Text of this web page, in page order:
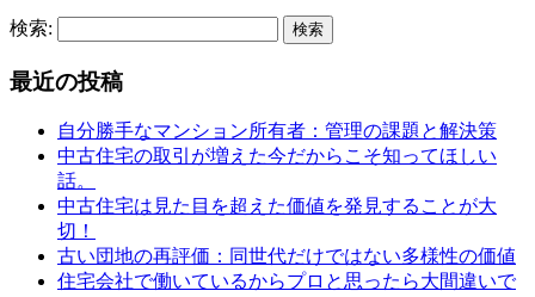
検索:
最近の投稿
自分勝手なマンション所有者：管理の課題と解決策
中古住宅の取引が増えた今だからこそ知ってほしい
話。
中古住宅は見た目を超えた価値を発見することが大
切！
古い団地の再評価：同世代だけではない多様性の価値
住宅会社で働いているからプロと思ったら大間違いで